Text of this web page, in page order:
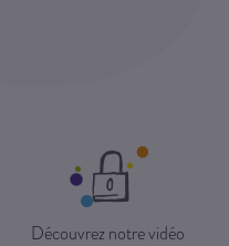
Découvrez notre vidéo